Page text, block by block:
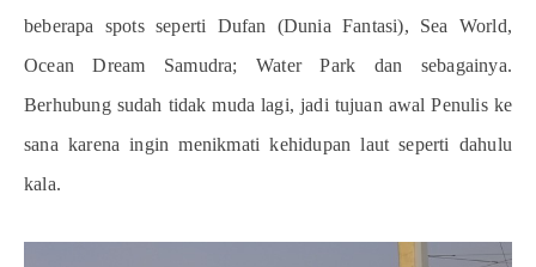
beberapa spots seperti Dufan (Dunia Fantasi), Sea World,
Ocean Dream Samudra; Water Park dan sebagainya.
Berhubung sudah tidak muda lagi, jadi tujuan awal Penulis ke
sana karena ingin menikmati kehidupan laut seperti dahulu
kala.